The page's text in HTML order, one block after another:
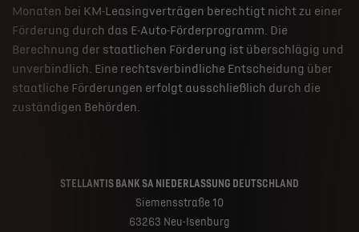
Monaten bei KM-Leasingverträgen berechtigt nicht zu einer
Förderung durch das E-Auto-Förderprogramm. Die
Berechnung der staatlichen Förderung ist überschlägig und
unverbindlich. Eine rechtsverbindliche Entscheidung über
staatliche Förderungen erfolgt ausschließlich durch die
zuständigen Behörden.
STELLANTIS BANK SA NIEDERLASSUNG DEUTSCHLAND
Siemensstraße 10
63263 Neu-Isenburg